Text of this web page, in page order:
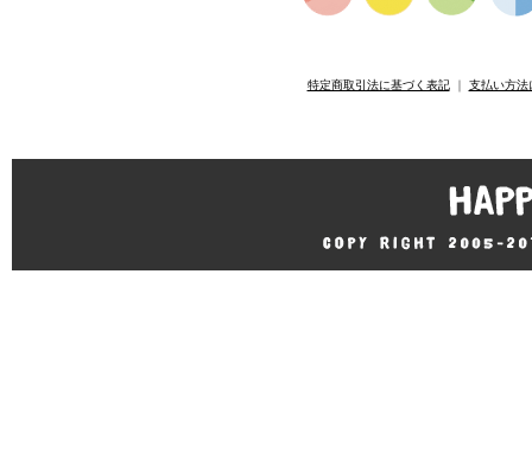
特定商取引法に基づく表記｜ 支払い方法